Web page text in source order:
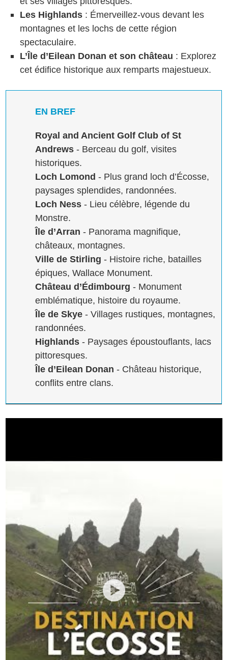
Les Highlands: Émerveillez-vous devant les
montagnes et les lochs de cette région
spectaculaire.
L’Île d’Eilean Donan et son château : Explorez
cet édifice historique aux remparts majestueux.
EN BREF
Royal and Ancient Golf Club of St
Andrews - Berceau du golf, visites
historiques.
Loch Lomond - Plus grand loch d’Écosse,
paysages splendides, randonnées.
Loch Ness - Lieu célèbre, légende du
Monstre.
Île d’Arran - Panorama magnifique,
châteaux, montagnes.
Ville de Stirling - Histoire riche, batailles
épiques, Wallace Monument.
Château d’Édimbourg - Monument
emblématique, histoire du royaume.
Île de Skye - Villages rustiques, montagnes,
randonnées.
Highlands - Paysages époustouflants, lacs
pittoresques.
Île d’Eilean Donan - Château historique,
conflits entre clans.